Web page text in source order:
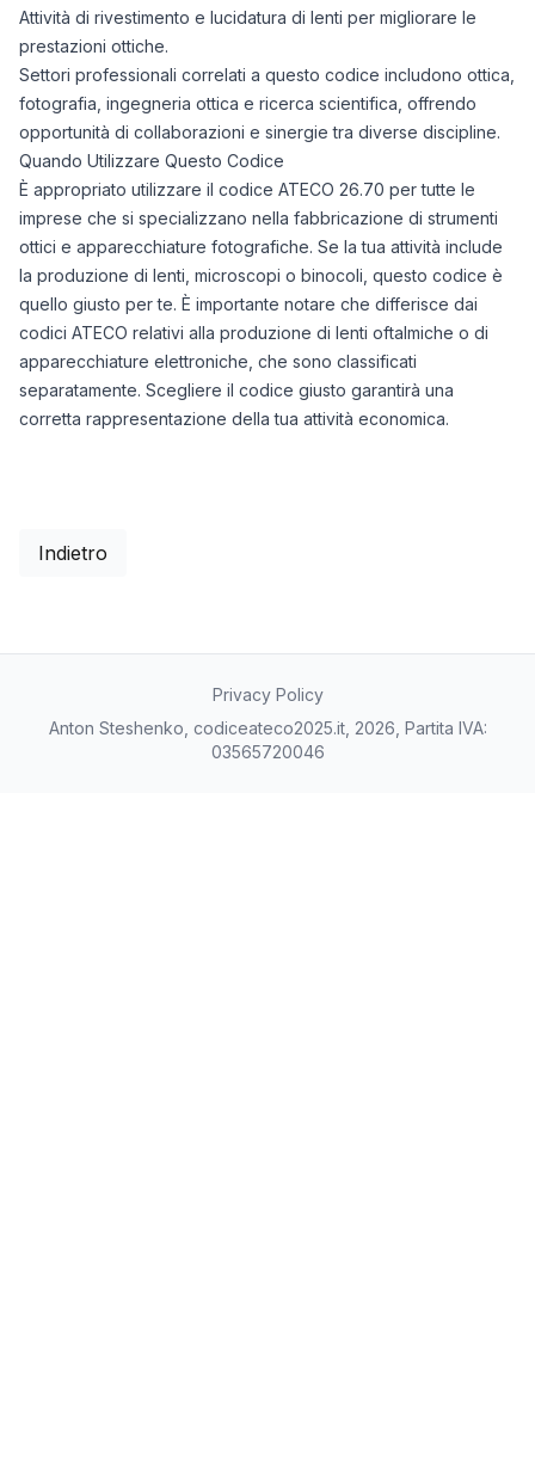
Attività di rivestimento e lucidatura di lenti per migliorare le
prestazioni ottiche.
Settori professionali correlati a questo codice includono ottica,
fotografia, ingegneria ottica e ricerca scientifica, offrendo
opportunità di collaborazioni e sinergie tra diverse discipline.
Quando Utilizzare Questo Codice
È appropriato utilizzare il codice ATECO 26.70 per tutte le
imprese che si specializzano nella fabbricazione di strumenti
ottici e apparecchiature fotografiche. Se la tua attività include
la produzione di lenti, microscopi o binocoli, questo codice è
quello giusto per te. È importante notare che differisce dai
codici ATECO relativi alla produzione di lenti oftalmiche o di
apparecchiature elettroniche, che sono classificati
separatamente. Scegliere il codice giusto garantirà una
corretta rappresentazione della tua attività economica.
Indietro
Privacy Policy
Anton Steshenko, codiceateco2025.it, 2026, Partita IVA:
03565720046